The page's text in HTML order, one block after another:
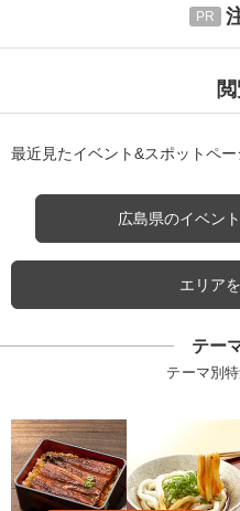
最近見たイベント&スポットペー
広島県のイベン
エリア
テー
テーマ別